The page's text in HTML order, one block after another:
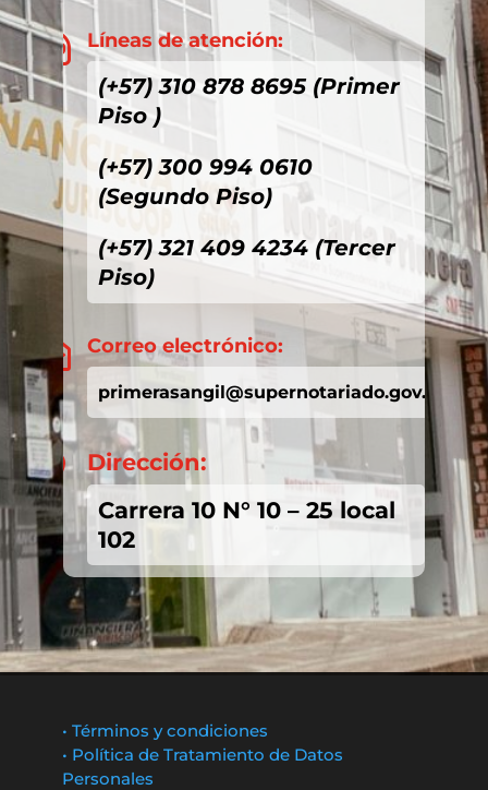
 Líneas de atención:
(+57) 310 878 8695 (Primer
Piso )
(+57) 300 994 0610
(Segundo Piso)
(+57) 321 409 4234 (Tercer
Piso)
 Correo electrónico:
primerasangil@supernotariado.gov.co

Dirección:
Carrera 10 N° 10 – 25 local
102
• Términos y condiciones
• Política de Tratamiento de Datos
Personales